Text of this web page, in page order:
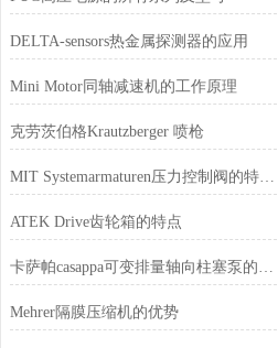
DELTA-sensors热金属探测器的应用
Mini Motor同轴减速机的工作原理
克劳茨伯格Krautzberger 喷枪
MIT Systemarmaturen压力控制阀的特点和功能
ATEK Drive齿轮箱的特点
卡萨帕casappa可变排量轴向柱塞泵的特征
Mehrer隔膜压缩机的优势